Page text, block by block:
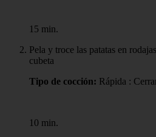
15 min.
Pela y troce las patatas en
cubeta
Tipo de cocción: Rápida :
10 min.